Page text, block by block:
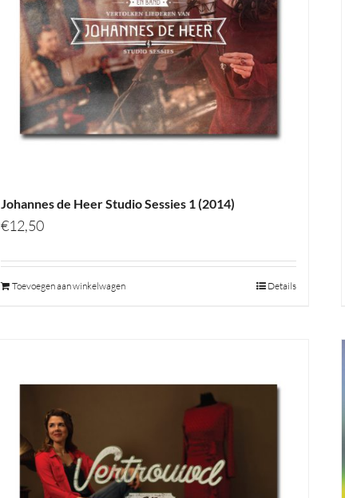
Johannes de Heer Studio Sessies 1 (2014)
€12,50
Toevoegen aan winkelwagen Details